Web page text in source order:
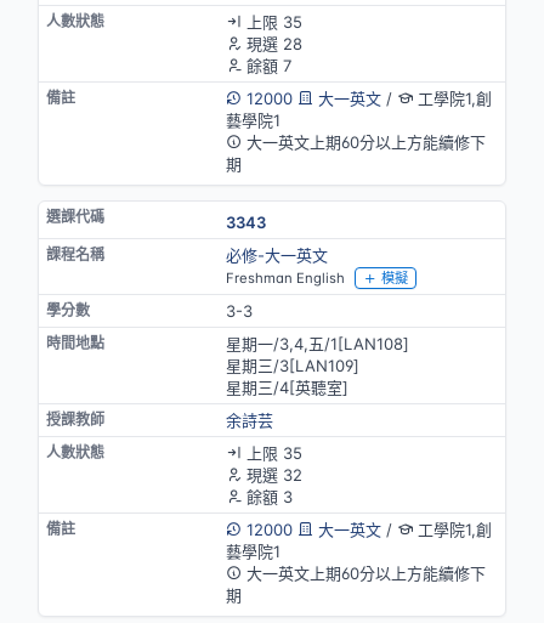
上限 35
現選 28
餘額 7
12000
大一英文/
工學院1,創
藝學院1
大一英文上期60分以上方能續修下
期
3343
必修-大一英文
Freshman English 模擬
3-3
星期一/3,4,五/1[LAN108]
星期三/3[LAN109]
星期三/4[英聽室]
余詩芸
上限 35
現選 32
餘額 3
12000
大一英文/
工學院1,創
藝學院1
大一英文上期60分以上方能續修下
期